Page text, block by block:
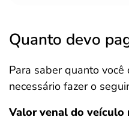
Quanto devo
Para saber quanto
necessário fazer o
Valor venal do veículo